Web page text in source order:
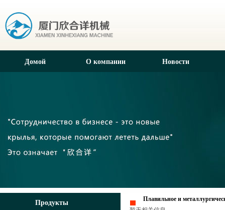
Домой О компании Новости
Продукты
Плавильное и